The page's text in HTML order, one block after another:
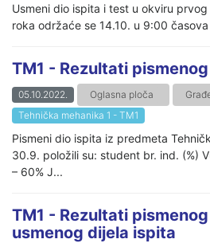
Usmeni dio ispita i test u okviru
roka održaće se 14.10. u 9:00 časova
TM1 - Rezultati
05.10.2022. Oglasna ploča
Tehnička mehanika 1 - TM1
Pismeni dio ispita iz predmeta
30.9. položili su: student br. ind. (%)
– 60% J...
TM1 - Rezultati
usmenog dijela ispita